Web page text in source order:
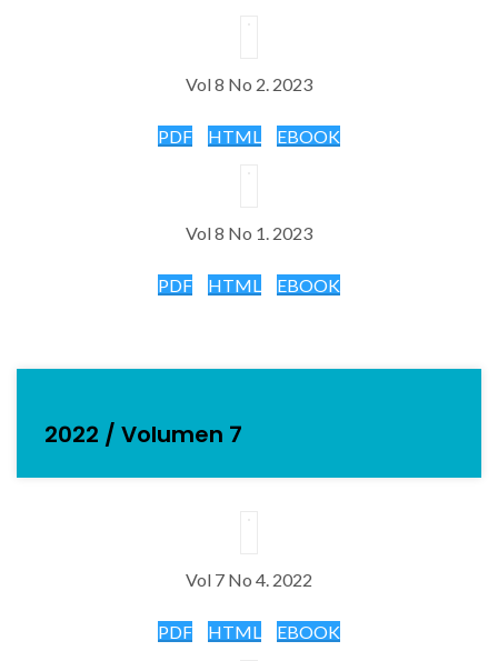
Vol 8 No 2. 2023
PDF HTML EBOOK
Vol 8 No 1. 2023
PDF HTML EBOOK
2022 / Volumen 7
Vol 7 No 4. 2022
PDF HTML EBOOK